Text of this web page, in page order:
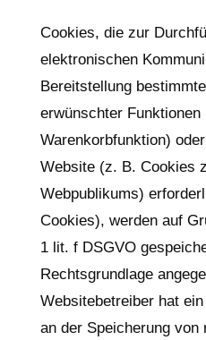
Cookies, die zur
elektronischen
Bereitstellung
erwünschter
Warenkorbfunktion)
Website (z. B. Cookies
Webpublikums)
Cookies), werden auf
1 lit. f DSGVO
Rechtsgrundlage
Websitebetreiber hat
an der Speicherung von